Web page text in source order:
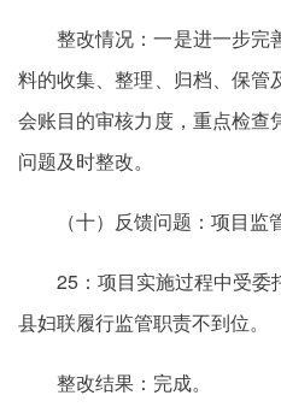
整改情况：一是进一步完
料的收集、整理、归档、保管
会账目的审核力度，重点检查
问题及时整改。
（十）反馈问题：项目监
25：项目实施过程中受委
县妇联履行监管职责不到位。
整改结果：完成。